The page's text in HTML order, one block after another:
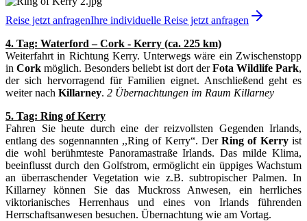
Reise jetzt anfragenIhre individuelle Reise jetzt anfragen
4. Tag: Waterford – Cork - Kerry (ca. 225 km)
Weiterfahrt in Richtung Kerry. Unterwegs wäre ein Zwischenstopp
in Cork möglich. Besonders beliebt ist dort derFota Wildlife Park,
der sich hervorragend für Familien eignet. Anschließend geht es
weiter nach Killarney. 2 Übernachtungen im Raum Killarney
5. Tag: Ring of Kerry
Fahren Sie heute durch eine der reizvollsten Gegenden Irlands,
entlang des sogennannten ,,Ring of Kerry“. DerRing of Kerryist
die wohl berühmteste Panoramastraße Irlands. Das milde Klima,
beeinflusst durch den Golfstrom, ermöglicht ein üppiges Wachstum
an überraschender Vegetation wie z.B. subtropischer Palmen. In
Killarney können Sie das Muckross Anwesen, ein herrliches
viktorianisches Herrenhaus und eines von Irlands führenden
Herrschaftsanwesen besuchen. Übernachtung wie am Vortag.